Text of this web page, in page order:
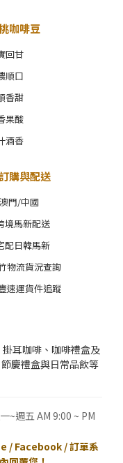
咖啡豆
回甘
順口
香甜
果酸
酒香
購與配送
門/中國
境馬新配送
配日韓馬新
物流貨況查詢
速運貨件追蹤
耳咖啡、咖啡禮盒及
慶禮盒與日常品飲等
~週五 AM 9:00 ~ PM
/ Facebook / 訂單系